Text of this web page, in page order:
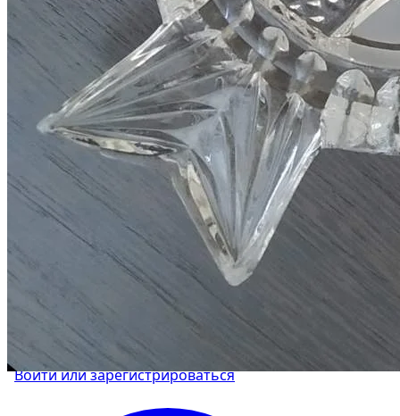
Личный кабинет
Управляйте объявлениями, отслеживайте
публикации и получайте сообщения
Войти или зарегистрироваться